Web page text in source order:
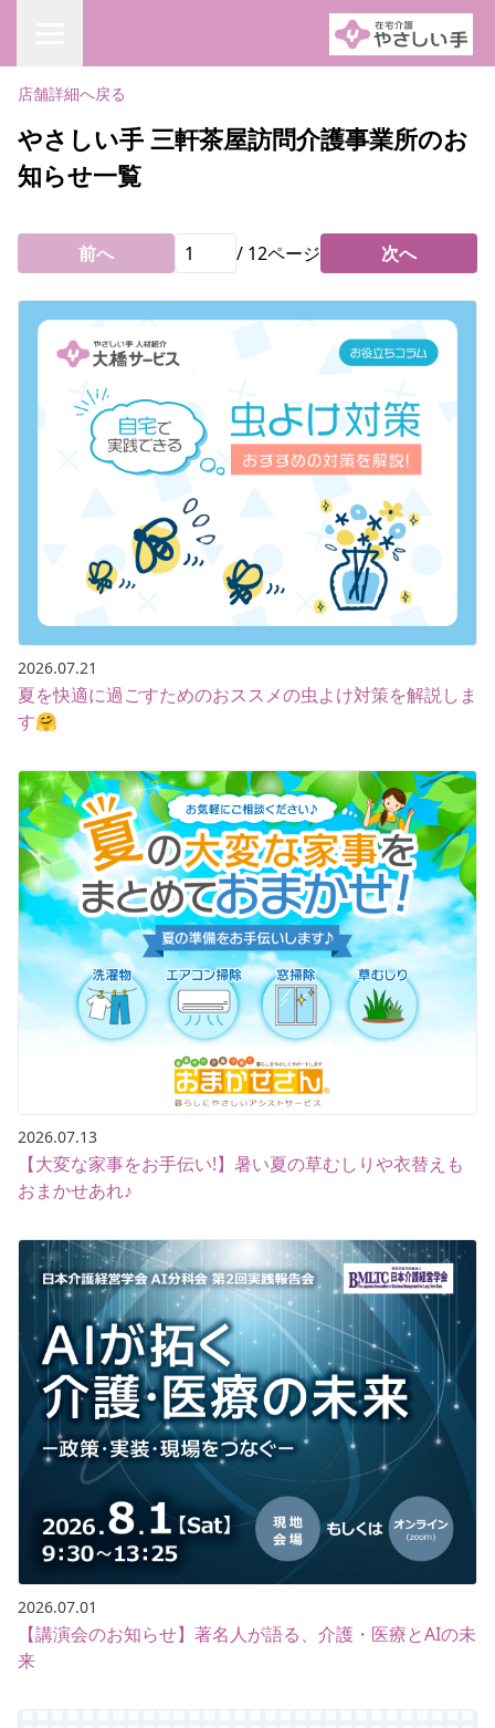
店舗詳細へ戻る
やさしい手 三軒茶屋訪問介護事業所のお
知らせ一覧
前へ / 12ページ 次へ
2026.07.21
夏を快適に過ごすためのおススメの虫よけ対策を解説しま
す🤗
2026.07.13
【大変な家事をお手伝い!】暑い夏の草むしりや衣替えも
おまかせあれ♪
2026.07.01
【講演会のお知らせ】著名人が語る、介護・医療とAIの未
来